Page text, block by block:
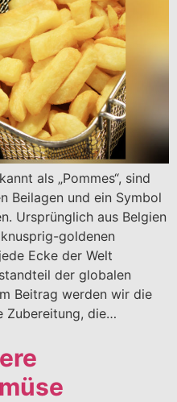
als „Pommes“, sind
Beilagen und ein Symbol
Ursprünglich aus Belgien
goldenen
Ecke der Welt
der globalen
Beitrag werden wir die
Zubereitung, die…